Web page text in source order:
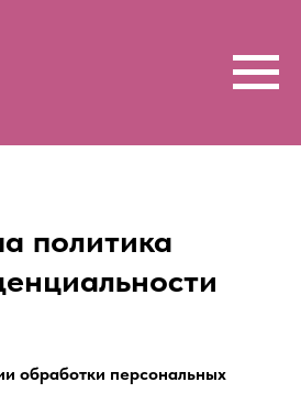
политика
обработки персональных